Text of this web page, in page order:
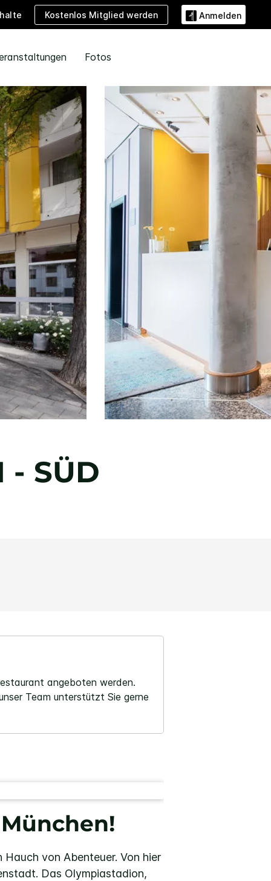
Kostenlos Mitglied werden Anmelden
Fotos
- SÜD
angeboten werden.
Team unterstützt Sie gerne
Hauch von Abenteuer. Von hier
Das Olympiastadion,